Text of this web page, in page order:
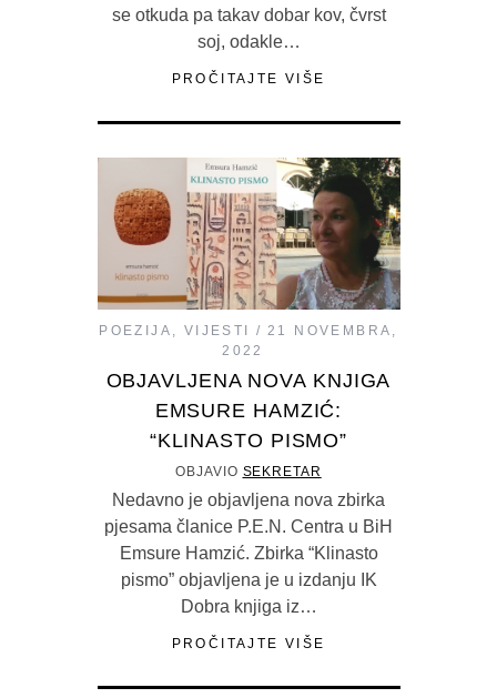
se otkuda pa takav dobar kov, čvrst
soj, odakle…
PROČITAJTE VIŠE
POEZIJA VIJESTI
21 NOVEMBRA,
2022
OBJAVLJENA NOVA KNJIGA
EMSURE HAMZIĆ:
“KLINASTO PISMO”
OBJAVIO SEKRETAR
Nedavno je objavljena nova zbirka
pjesama članice P.E.N. Centra u BiH
Emsure Hamzić. Zbirka “Klinasto
pismo” objavljena je u izdanju IK
Dobra knjiga iz…
PROČITAJTE VIŠE